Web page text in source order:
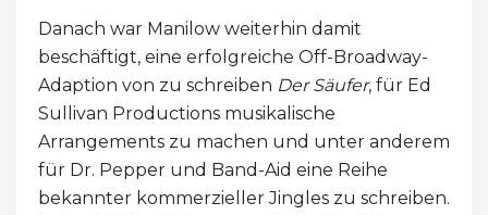
Danach war Manilow weiterhin damit
beschäftigt, eine erfolgreiche Off-Broadway-
Adaption von zu schreiben Der Säufer, für Ed
Sullivan Productions musikalische
Arrangements zu machen und unter anderem
für Dr. Pepper und Band-Aid eine Reihe
bekannter kommerzieller Jingles zu schreiben.